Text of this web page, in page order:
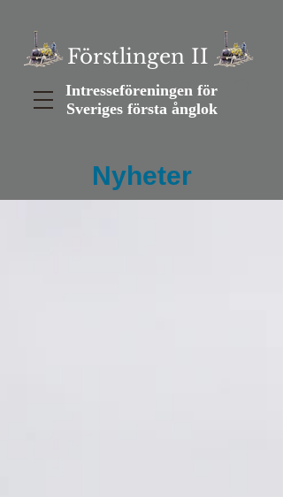
Förstlingen II
Intresseföreningen för
Sveriges första ånglok
Nyheter